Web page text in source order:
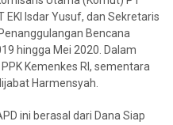
EKI Isdar Yusuf, dan Sekretaris
Bencana
hingga Mei 2020. Dalam
Kemenkes RI, sementara
Harmensyah.
ini berasal dari Dana Siap